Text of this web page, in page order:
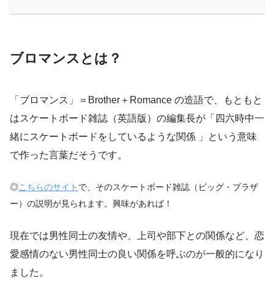
ブロマンスとは？
「ブロマンス」＝Brother＋Romance の造語で、もともと
はスケートボード雑誌（英語版）の編集長が「四六時中一
緒にスケートボードをしているような関係 」という意味
で作った言葉だそうです。
◎こちらのサイト で、そのスケートボード雑誌（ビッグ・ブラザ
ー）の説明が見られます。興味があれば！
現在では男性同士の友情や、上司や部下との関係など、恋
愛感情のない男性同士の良い関係を呼ぶのが一般的になり
ました。